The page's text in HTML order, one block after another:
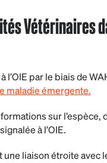
Vétérinaires
par le biais de
maladie émergente.
sur l’espèce,
à l’OIE.
liaison étroite avec